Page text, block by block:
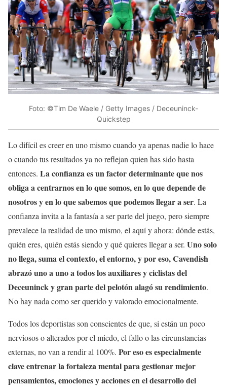
Foto: ©Tim De Waele / Getty Images / Deceuninck-
Quickstep
Lo difícil es creer en uno mismo cuando ya apenas nadie lo hace
o cuando tus resultados ya no reflejan quien has sido hasta
entonces. La confianza es un factor determinante que nos
obliga a centrarnos en lo que somos, en lo que depende de
nosotros y en lo que sabemos que podemos llegar a ser. La
confianza invita a la fantasía a ser parte del juego, pero siempre
prevalece la realidad de uno mismo, el aquí y ahora: dónde estás,
quién eres, quién estás siendo y qué quieres llegar a ser. Uno solo
no llega, suma el contexto, el entorno, y por eso, Cavendish
abrazó uno a uno a todos los auxiliares y ciclistas del
Deceuninck y gran parte del pelotón alagó su rendimiento.
No hay nada como ser querido y valorado emocionalmente.
Todos los deportistas son conscientes de que, si están un poco
nerviosos o alterados por el miedo, el fallo o las circunstancias
externas, no van a rendir al 100%. Por eso es especialmente
clave entrenar la fortaleza mental para gestionar mejor
pensamientos, emociones y acciones en el desarrollo del